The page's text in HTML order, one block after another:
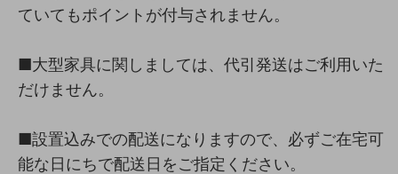
ていてもポイントが付与されません。
■大型家具に関しましては、代引発送はご利用いた
だけません。
■設置込みでの配送になりますので、必ずご在宅可
能な日にちで配送日をご指定ください。